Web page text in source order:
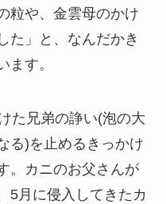
粒や、金雲母のかけ
た」と、なんだかき
ます。
た兄弟の諍い(泡の大
る)を止めるきっかけ
。カニのお父さんが
5月に侵入してきたカ